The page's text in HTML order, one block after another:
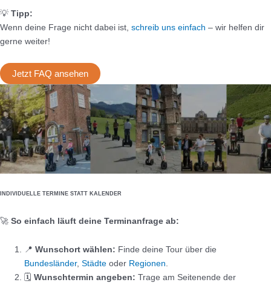
💡 Tipp:
Wenn deine Frage nicht dabei ist, schreib uns einfach – wir helfen dir
gerne weiter!
Jetzt FAQ ansehen
INDIVIDUELLE TERMINE STATT KALENDER
🚀 So einfach läuft deine Terminanfrage ab:
📍 Wunschort wählen: Finde deine Tour über die
Bundesländer, Städte oder Regionen
🗓️ Wunschtermin angeben: Trage am Seitenende der